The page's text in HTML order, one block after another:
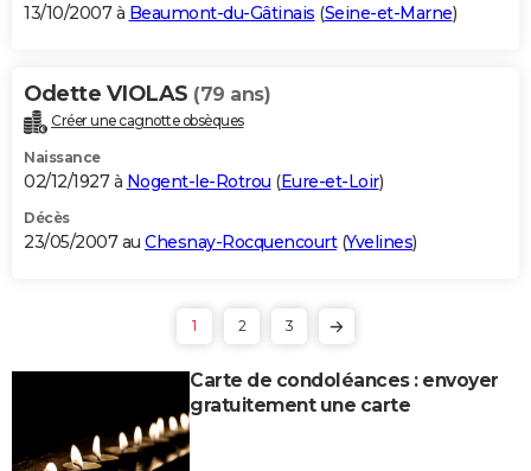
13/10/2007 à Beaumont-du-Gâtinais (Seine-et-Marne)
Odette VIOLAS (79 ans)
Créer une cagnotte obsèques
Naissance
02/12/1927 à Nogent-le-Rotrou (Eure-et-Loir)
Décès
23/05/2007 au Chesnay-Rocquencourt(Yvelines)
1 2 3
Carte de condoléances : envoyer
gratuitement une carte